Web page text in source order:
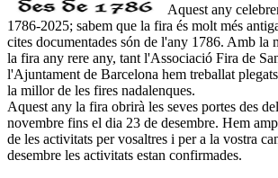
Aquest any
1786-2025; sabem que la fira és molt més
cites documentades són de l'any 1786. Amb la
la fira any rere any, tant l'Associació Fira de
l'Ajuntament de Barcelona hem treballat
la millor de les fires nadalenques.
Aquest any la fira obrirà les seves portes des
novembre fins el dia 23 de desembre. Hem
de les activitats per vosaltres i per a la vostra
desembre les activitats estan confirmades.